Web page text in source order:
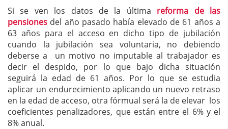
Si se ven los datos de la última reforma de las
pensiones del año pasado había elevado de 61 años a
63 años para el acceso en dicho tipo de jubilación
cuando la jubilación sea voluntaria, no debiendo
deberse a un motivo no imputable al trabajador es
decir el despido, por lo que bajo dicha situación
seguirá la edad de 61 años. Por lo que se estudia
aplicar un endurecimiento aplicando un nuevo retraso
en la edad de acceso, otra fórmual será la de elevar los
coeficientes penalizadores, que están entre el 6% y el
8% anual.